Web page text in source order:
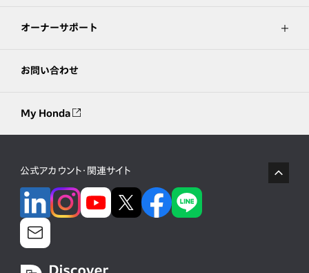
オーナーサポート
お問い合わせ
My Honda
公式アカウント・関連サイト